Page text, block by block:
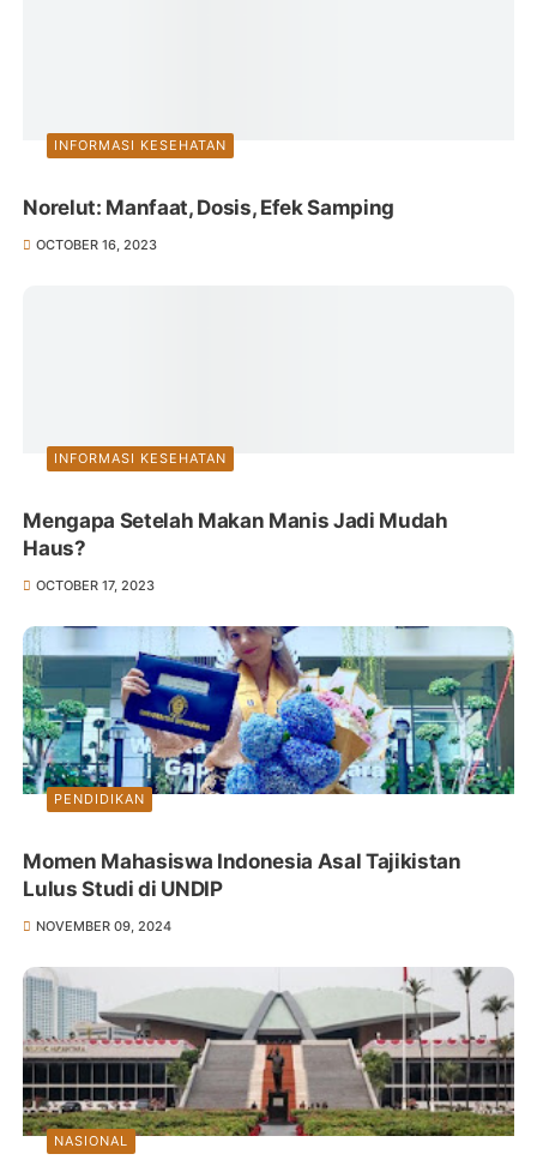
INFORMASI KESEHATAN
Norelut: Manfaat, Dosis, Efek Samping
OCTOBER 16, 2023
INFORMASI KESEHATAN
Mengapa Setelah Makan Manis Jadi Mudah
Haus?
OCTOBER 17, 2023
PENDIDIKAN
Momen Mahasiswa Indonesia Asal Tajikistan
Lulus Studi di UNDIP
NOVEMBER 09, 2024
NASIONAL